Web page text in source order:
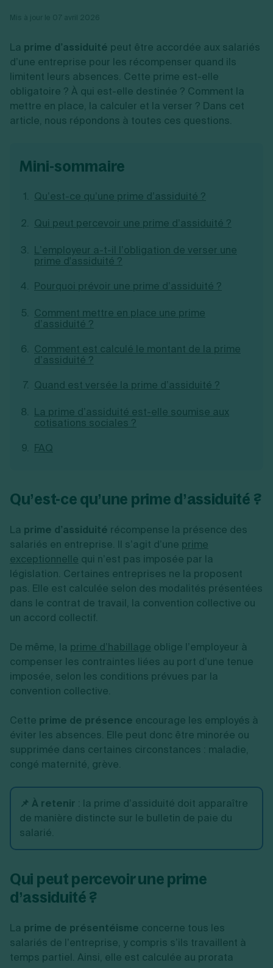
Commerce
Transport
Autres
Ressources
Simulateur de choix de forme juridique
Calcul d'éligibilité à l'ACRE
Vérification de la disponibilité du nom d'entreprise
Réduction de capital
Gérer son entreprise
Gestion comptable
Approbation des comptes
Dépôt de marque
Recherche d'antériorité
Fermer son entreprise
Radiation auto entrepreneur
Dissolution-liquidation
Toutes les modifications
Conseil/finance
Vente en ligne
Services aux entreprises
Construction/travaux
Restauration
Par fonctionnalité
Logiciel de facturation
Gestion des achats
Bilans et déclarations fiscales
Je suis autonome
Je souhaite être accompagné
Découvrez notre cabinet d'expertise
comptable LS Compta
Fiches SARL
Fiches SCI
Fiches auto-entrepreneur
Fiches association
Toutes les fiches sur la création
Autres démarches
Exercice d’un métier
Gérer ses salariés
Sélection de fiches pratiques
Création d'entreprise
Création de micro-entreprise
Création d'EURL
Création de SARL
Création de SAS
Création d'association
Aides à la création d’entreprise
Fermeture d’une entreprise
La prime d’assiduité peut être accordée aux salariés
d’une entreprise pour les récompenser quand ils
limitent leurs absences. Cette prime est-elle
obligatoire ? À qui est-elle destinée ? Comment la
mettre en place, la calculer et la verser ? Dans cet
article, nous répondons à toutes ces questions.
mini-sommaire
Qu’est-ce qu’une prime d’assiduité ?
Qui peut percevoir une prime d’assiduité ?
L’employeur a-t-il l’obligation de verser une
prime d'assiduité ?
Pourquoi prévoir une prime d’assiduité ?
Comment mettre en place une prime
d’assiduité ?
Comment est calculé le montant de la prime
d’assiduité ?
Quand est versée la prime d’assiduité ?
La prime d’assiduité est-elle soumise aux
cotisations sociales ?
FAQ
Qu’est-ce qu’une prime d’assiduité ?
La prime d’assiduité récompense la présence des
salariés en entreprise. Il s’agit d’une prime
exceptionnelle qui n’est pas imposée par la
législation. Certaines entreprises ne la proposent
pas. Elle est calculée selon des modalités présentées
dans le contrat de travail, la convention collective ou
un accord collectif.
De même, la prime d’habillage oblige l’employeur à
compenser les contraintes liées au port d’une tenue
imposée, selon les conditions prévues par la
convention collective.
Cette prime de présence encourage les employés à
éviter les absences. Elle peut donc être minorée ou
supprimée dans certaines circonstances : maladie,
congé maternité, grève.
📌 À retenir : la prime d’assiduité doit apparaître
de manière distincte sur le bulletin de paie du
salarié.
Qui peut percevoir une prime
d’assiduité ?
La prime de présentéisme concerne tous les
salariés de l’entreprise, y compris s’ils travaillent à
temps partiel. Ainsi, elle est calculée au prorata